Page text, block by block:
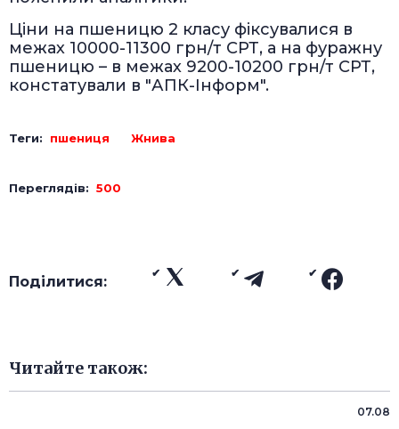
Ціни на пшеницю 2 класу фіксувалися в
межах 10000-11300 грн/т СРТ, а на фуражну
пшеницю – в межах 9200-10200 грн/т СРТ,
констатували в "АПК-Інформ".
Теги: пшениця Жнива
Переглядів: 500
Поділитися:
Читайте також:
07.08